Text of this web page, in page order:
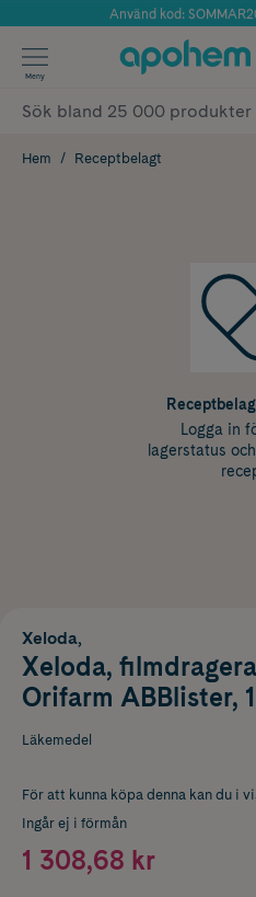
Årets Butik 2025
Använd kod:
✓ Fri
✓ Poäng på
Meny
Hem Receptbelagt
Logga in
lagerstatus
Xeloda,
Xeloda,
Orifarm ABBlister,
Läkemedel
För att kunna köpa denna kan du i
Ingår ej i förmån
1 308,68 kr